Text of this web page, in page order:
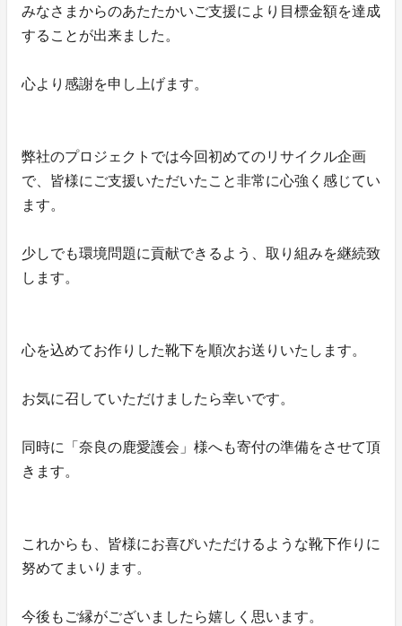
みなさまからのあたたかいご支援により目標金額を達成
することが出来ました。
心より感謝を申し上げます。
弊社のプロジェクトでは今回初めてのリサイクル企画
で、皆様にご支援いただいたこと非常に心強く感じてい
ます。
少しでも環境問題に貢献できるよう、取り組みを継続致
します。
心を込めてお作りした靴下を順次お送りいたします。
お気に召していただけましたら幸いです。
同時に「奈良の鹿愛護会」様へも寄付の準備をさせて頂
きます。
これからも、皆様にお喜びいただけるような靴下作りに
努めてまいります。
今後もご縁がございましたら嬉しく思います。